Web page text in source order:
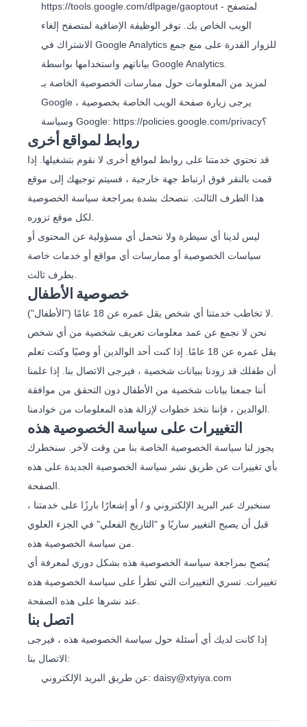
https://tools.google.com/dlpage/gaoptout - لمتصفح
الويب الخاص بك. توفر الوظيفة الإضافية لمتصفح إلغاء
الاشتراك في Google Analytics للزوار القدرة على منع جمع
بياناتهم واستخدامها بواسطة Google Analytics.
لمزيد من المعلومات حول ممارسات الخصوصية الخاصة بـ
Google ، يرجى زيارة صفحة الويب الخاصة بخصوصية
وسياسة Google:
https://policies.google.com/privacy؟
روابط لمواقع أخرى
قد تحتوي خدمتنا على روابط لمواقع أخرى لا نقوم بتشغيلها. إذا
قمت بالنقر فوق ارتباط جهة خارجية ، فسيتم توجيهك إلى موقع
هذا الطرف الثالث. ننصحك بشدة بمراجعة سياسة الخصوصية
لكل موقع تزوره.
ليس لدينا أي سيطرة ولا نتحمل أي مسؤولية عن المحتوى أو
سياسات الخصوصية أو ممارسات أي مواقع أو خدمات خاصة
بطرف ثالث.
خصوصية الأطفال
لا تخاطب خدمتنا أي شخص يقل عمره عن 18 عامًا ("الأطفال").
نحن لا نجمع عن عمد معلومات تعريف شخصية من أي شخص
يقل عمره عن 18 عامًا. إذا كنت أحد الوالدين أو وصيًا وكنت تعلم
أن طفلك قد زودنا ببيانات شخصية ، فيرجى الاتصال بنا. إذا علمنا
أننا جمعنا بيانات شخصية من الأطفال دون التحقق من موافقة
الوالدين ، فإننا نتخذ خطوات لإزالة هذه المعلومات من خوادمنا.
التغييرات على سياسة الخصوصية هذه
يجوز لنا سياسة الخصوصية الخاصة بنا من وقت لآخر. سنخطرك
بأي تغييرات عن طريق نشر سياسة الخصوصية الجديدة على هذه
الصفحة.
سنخبرك عبر البريد الإلكتروني و / أو إشعارًا بارزًا على خدمتنا ،
قبل أن يصبح التغيير ساريًا و "التاريخ الفعلي" في الجزء العلوي
من سياسة الخصوصية هذه.
يُنصح بمراجعة سياسة الخصوصية هذه بشكل دوري لمعرفة أي
تغييرات. تسري التغييرات التي تطرأ على سياسة الخصوصية هذه
عند نشرها على هذه الصفحة.
اتصل بنا
إذا كانت لديك أي أسئلة حول سياسة الخصوصية هذه ، فيرجى
الاتصال بنا:
عن طريق البريد الإلكتروني: daisy@xtyiya.com